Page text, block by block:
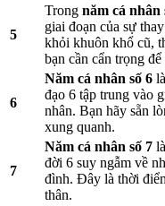
5
Trong năm cá nhân
giai đoạn của sự
khỏi khuôn khổ cũ,
bạn cần cẩn trọng
6
Năm cá nhân số 6
đạo 6 tập trung vào
nhân. Bạn hãy sẵn
xung quanh.
7
Năm cá nhân số 7
đời 6 suy ngẫm về
đình. Đây là thời
thân.